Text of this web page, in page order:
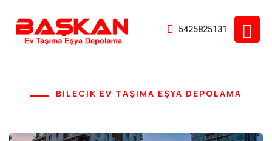
5425825131
BILECIK EV TAŞIMA EŞYA DEPOLAMA